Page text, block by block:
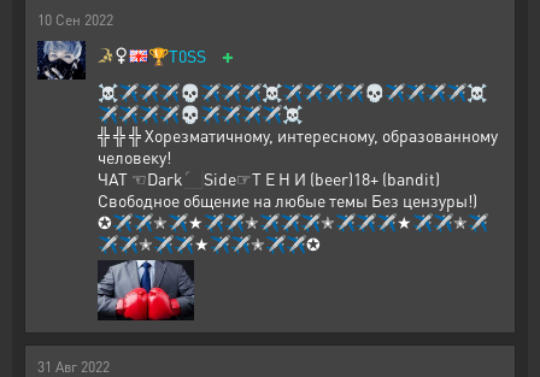
10 Сен 2022
🏆T0SS +
☠✈✈✈💀✈✈✈☠✈✈✈✈💀✈✈✈✈☠
✈✈✈✈💀✈✈✈✈☠
╬ ╬ ╬ Хорезматичному, интересному, образованному
человеку!
ЧАТ ☜Dark⬛Side☞Т Е Н И (beer)18+ (bandit)
Свободное общение на любые темы Без цензуры!)
✪✈✈✭✈★✈✈✭✈✈✈✭✈✈✈★✈✈✭✈
✈✈✭✈✈★✈✈✭✈✈✪
31 Авг 2022